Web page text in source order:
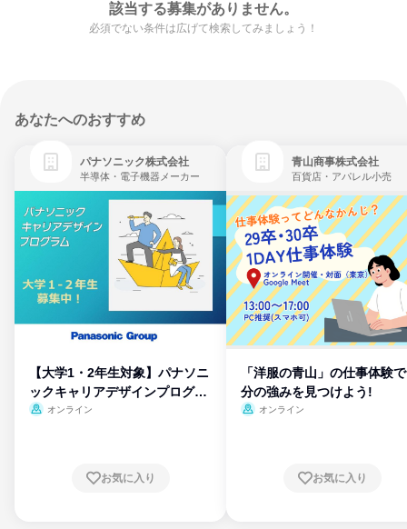
該当する募集がありません。
必須でない条件は広げて検索してみましょう！
あなたへのおすすめ
パナソニック株式会社
半導体・電子機器メーカー
【大学1・2年生対象】パナソニ
ックキャリアデザインプログラ
ム
オンライン
お気に入り
青山商事株式会社
百貨店・アパレル小売
「洋服の青山」の仕事体験
分の強みを見つけよう!
オンライン
お気に入り